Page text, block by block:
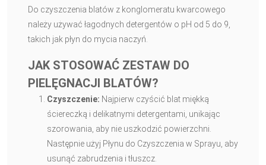
Do czyszczenia blatów z konglomeratu kwarcowego
należy używać łagodnych detergentów o pH od 5 do 9,
takich jak płyn do mycia naczyń.
JAK STOSOWAĆ ZESTAW DO
PIELĘGNACJI BLATÓW?
Czyszczenie: Najpierw czyścić blat miękką
ściereczką i delikatnymi detergentami, unikając
szorowania, aby nie uszkodzić powierzchni.
Następnie użyj Płynu do Czyszczenia w Sprayu, aby
usunąć zabrudzenia i tłuszcz.